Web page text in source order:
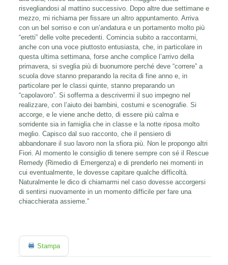
risvegliandosi al mattino successivo. Dopo altre due settimane e
mezzo, mi richiama per fissare un altro appuntamento. Arriva
con un bel sorriso e con un’andatura e un portamento molto più
“eretti” delle volte precedenti. Comincia subito a raccontarmi,
anche con una voce piuttosto entusiasta, che, in particolare in
questa ultima settimana, forse anche complice l’arrivo della
primavera, si sveglia più di buonumore perché deve “correre” a
scuola dove stanno preparando la recita di fine anno e, in
particolare per le classi quinte, stanno preparando un
“capolavoro”. Si sofferma a descrivermi il suo impegno nel
realizzare, con l’aiuto dei bambini, costumi e scenografie. Si
accorge, e le viene anche detto, di essere più calma e
sorridente sia in famiglia che in classe e la notte riposa molto
meglio. Capisco dal suo racconto, che il pensiero di
abbandonare il suo lavoro non la sfiora più. Non le propongo altri
Fiori. Al momento le consiglio di tenere sempre con sé il Rescue
Remedy (Rimedio di Emergenza) e di prenderlo nei momenti in
cui eventualmente, le dovesse capitare qualche difficoltà.
Naturalmente le dico di chiamarmi nel caso dovesse accorgersi
di sentirsi nuovamente in un momento difficile per fare una
chiacchierata assieme.”
Stampa